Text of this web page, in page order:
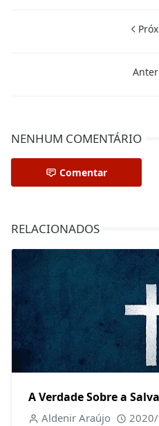
NENHUM COMENTÁRIO
Comentar
RELACIONADOS
A Verdade Sobre a
Aldenir Araújo